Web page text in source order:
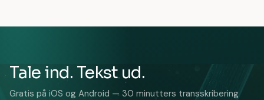
Tale ind. Tekst ud.
Gratis på iOS og Android — 30 minutters transskribering